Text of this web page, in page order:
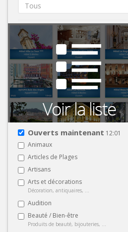
Tous
Ouverts maintenant 12:01
Animaux
Articles de Plages
Artisans
Arts et décorations
Décoration, antiquaires, ...
Audition
Beauté / Bien-être
Produits de beauté, bijouteries, ...